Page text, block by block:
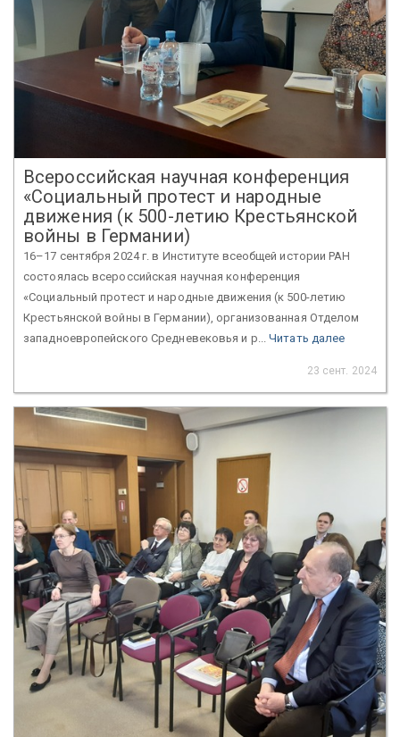
Всероссийская научная конференция
«Социальный протест и народные
движения (к 500-летию Крестьянской
войны в Германии)
16–17 сентября 2024 г. в Институте всеобщей истории РАН
состоялась всероссийская научная конференция
«Социальный протест и народные движения (к 500-летию
Крестьянской войны в Германии), организованная Отделом
западноевропейского Средневековья и р...Читать далее
23 сент. 2024